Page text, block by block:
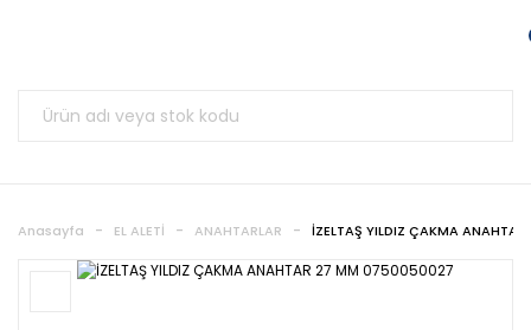
Anasayfa EL ALETİ ANAHTARLAR İZELTAŞ YILDIZ ÇAKMA